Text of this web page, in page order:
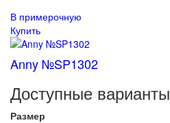
В примерочную
Купить
Anny №SP1302
Доступные варианты
Размер